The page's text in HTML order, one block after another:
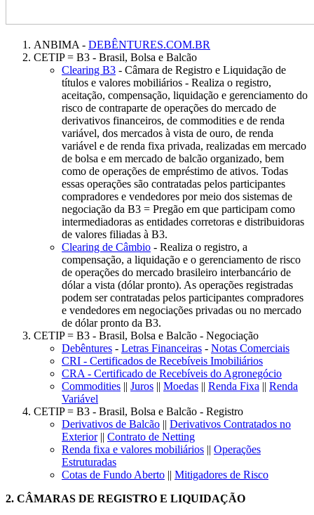
ANBIMA - DEBÊNTURES.COM.BR
CETIP = B3 - Brasil, Bolsa e Balcão
Clearing B3 - Câmara de Registro e Liquidação de
títulos e valores mobiliários - Realiza o registro,
aceitação, compensação, liquidação e gerenciamento do
risco de contraparte de operações do mercado de
derivativos financeiros, de commodities e de renda
variável, dos mercados à vista de ouro, de renda
variável e de renda fixa privada, realizadas em mercado
de bolsa e em mercado de balcão organizado, bem
como de operações de empréstimo de ativos. Todas
essas operações são contratadas pelos participantes
compradores e vendedores por meio dos sistemas de
negociação da B3 = Pregão em que participam como
intermediadoras as entidades corretoras e distribuidoras
de valores filiadas à B3.
Clearing de Câmbio - Realiza o registro, a
compensação, a liquidação e o gerenciamento de risco
de operações do mercado brasileiro interbancário de
dólar a vista (dólar pronto). As operações registradas
podem ser contratadas pelos participantes compradores
e vendedores em negociações privadas ou no mercado
de dólar pronto da B3.
CETIP = B3 - Brasil, Bolsa e Balcão - Negociação
Debêntures - Letras Financeiras - Notas Comerciais
CRI - Certificados de Recebíveis Imobiliários
CRA - Certificado de Recebíveis do Agronegócio
Commodities || Juros || Moedas || Renda Fixa || Renda
Variável
CETIP = B3 - Brasil, Bolsa e Balcão - Registro
Derivativos de Balcão || Derivativos Contratados no
Exterior|| Contrato de Netting
Renda fixa e valores mobiliários || Operações
Estruturadas
Cotas de Fundo Aberto || Mitigadores de Risco
2. CÂMARAS DE REGISTRO E LIQUIDAÇÃO